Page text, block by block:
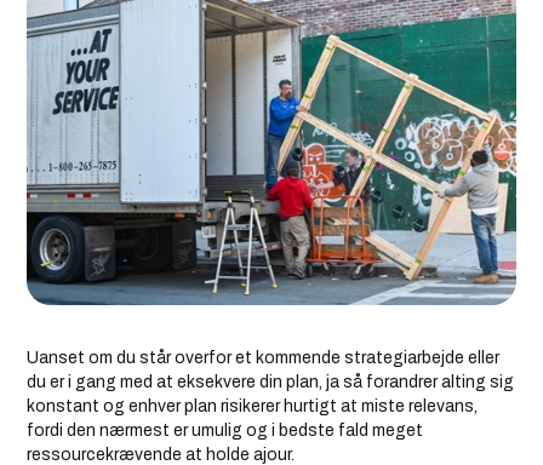
Uanset om du står overfor et kommende strategiarbejde eller
du er i gang med at eksekvere din plan, ja så forandrer alting sig
konstant og enhver plan risikerer hurtigt at miste relevans,
fordi den nærmest er umulig og i bedste fald meget
ressourcekrævende at holde ajour.